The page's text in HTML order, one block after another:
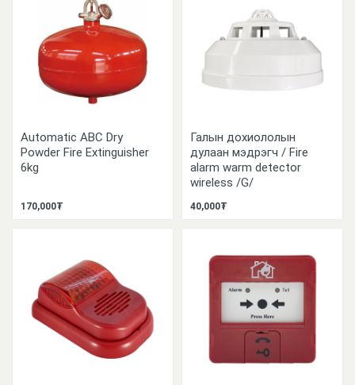
Automatic ABC Dry
Powder Fire Extinguisher
6kg
170,000₮
Галын дохиололын
дулаан мэдрэгч / Fire
alarm warm detector
wireless /G/
40,000₮